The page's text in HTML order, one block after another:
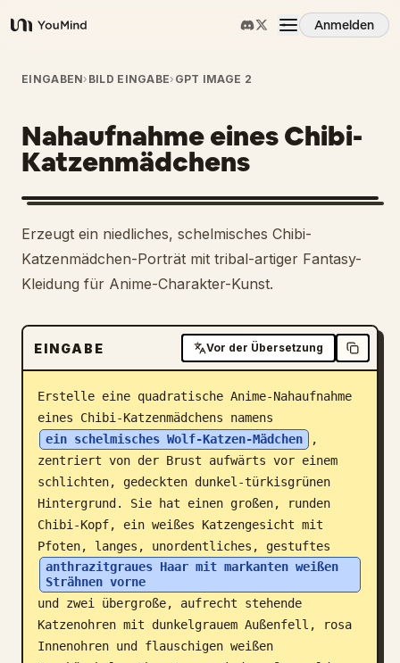
YouMind
Anmelden
Übersicht
Anwendungsfälle
Fähigkeiten
Prompts
Download
Blog
Updates
EINGABEN› BILD EINGABE› GPT IMAGE 2
Nahaufnahme eines Chibi-
Katzenmädchens
Erzeugt ein niedliches, schelmisches Chibi-
Katzenmädchen-Porträt mit tribal-artiger Fantasy-
Kleidung für Anime-Charakter-Kunst.
EINGABE Vor der Übersetzung
Erstelle eine quadratische Anime-Nahaufnahme
eines Chibi-Katzenmädchens namens
ein schelmisches Wolf-Katzen-Mädchen
,
zentriert von der Brust aufwärts vor einem
schlichten, gedeckten dunkel-türkisgrünen
Hintergrund. Sie hat einen großen, runden
Chibi-Kopf, ein weißes Katzengesicht mit
Pfoten, langes, unordentliches, gestuftes
anthrazitgraues Haar mit markanten weißen
Strähnen vorne
und zwei übergroße, aufrecht stehende
Katzenohren mit dunkelgrauem Außenfell, rosa
Innenohren und flauschigen weißen